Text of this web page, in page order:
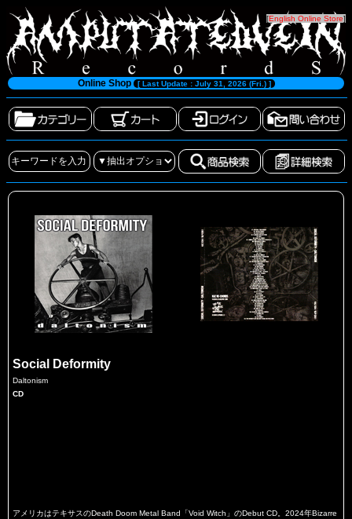
[English Online Store]
Online Shop [ Last Update : July 31, 2026 (Fri.) ]
Social Deformity
Daltonism
CD
アメリカはテキサスのDeath Doom Metal Band「Void Witch」のDebut CD。2024年Bizarre